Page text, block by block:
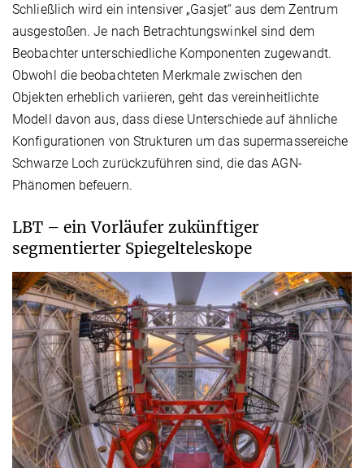
Schließlich wird ein intensiver „Gasjet“ aus dem Zentrum
ausgestoßen. Je nach Betrachtungswinkel sind dem
Beobachter unterschiedliche Komponenten zugewandt.
Obwohl die beobachteten Merkmale zwischen den
Objekten erheblich variieren, geht das vereinheitlichte
Modell davon aus, dass diese Unterschiede auf ähnliche
Konfigurationen von Strukturen um das supermassereiche
Schwarze Loch zurückzuführen sind, die das AGN-
Phänomen befeuern.
LBT – ein Vorläufer zukünftiger
segmentierter Spiegelteleskope